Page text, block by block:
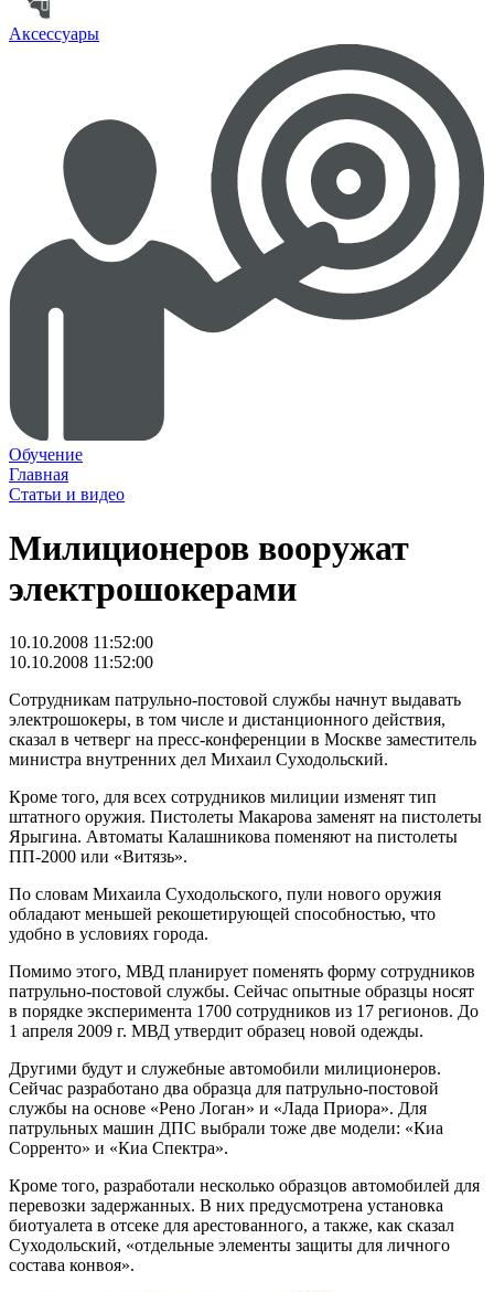
Аксессуары
Обучение
Главная
Статьи и видео
Милиционеров вооружат
электрошокерами
10.10.2008 11:52:00
10.10.2008 11:52:00
Сотрудникам патрульно-постовой службы начнут выдавать
электрошокеры, в том числе и дистанционного действия,
сказал в четверг на пресс-конференции в Москве заместитель
министра внутренних дел Михаил Суходольский.
Кроме того, для всех сотрудников милиции изменят тип
штатного оружия. Пистолеты Макарова заменят на пистолеты
Ярыгина. Автоматы Калашникова поменяют на пистолеты
ПП-2000 или «Витязь».
По словам Михаила Суходольского, пули нового оружия
обладают меньшей рекошетирующей способностью, что
удобно в условиях города.
Помимо этого, МВД планирует поменять форму сотрудников
патрульно-постовой службы. Сейчас опытные образцы носят
в порядке эксперимента 1700 сотрудников из 17 регионов. До
1 апреля 2009 г. МВД утвердит образец новой одежды.
Другими будут и служебные автомобили милиционеров.
Сейчас разработано два образца для патрульно-постовой
службы на основе «Рено Логан» и «Лада Приора». Для
патрульных машин ДПС выбрали тоже две модели: «Киа
Сорренто» и «Киа Спектра».
Кроме того, разработали несколько образцов автомобилей для
перевозки задержанных. В них предусмотрена установка
биотуалета в отсеке для арестованного, а также, как сказал
Суходольский, «отдельные элементы защиты для личного
состава конвоя».